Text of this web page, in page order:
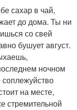
сахар в чай,
до дома. Ты ни
со свей
бушует август.
ночном
соплежуйство
на месте,
стремительной